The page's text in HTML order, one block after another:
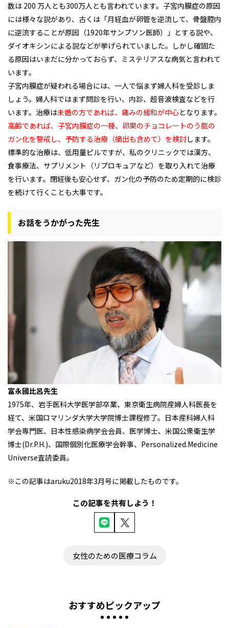
数は 200 万人とも300万人とも言われています。子宮内膜症の原因
には様々な説があり、古くは「月経血が卵管を逆流して、骨盤腔内
に逆流することが原因（1920年サンプソン医師）」とする説や、
ダイオキシンによる説などが挙げられていました。しかし確固た
る原因はいまだに分かっておらず、ミステリアスな病気と言われて
います。
子宮内膜症が疑われる場合には、一人で悩まず婦人科を受診しま
しょう。婦人科ではまず問診を行い、内診、超音波検査などを行
います。治療は未婚の方であれば、痛みの緩和が中心となります。
高齢であれば、子宮内膜症の一種、卵巣のチョコレートのう胞の
ガン化を警戒し、予防する治療（摘出も含めて）を検討します。
標準的な治療は、低用量ピルですが、私のクリニックでは漢方、
食事療法、サプリメント（リプロキュアなど）を取り入れて治療
を行います。閉経後も安心せず、ガン化の予防のため定期的に検診
を続けて行くことも大事です。
お話をうかがった先生
富永國比呂先生
1975年、岩手医科大学医学部卒業、東京衛生病院産婦人科医長を
経て、米国ロマリンダ大学大学院博士課程修了。日本産科婦人科
学会専門医、日本性感染病学会会員、医学博士、米国公衆衛生学
博士(Dr.P.H.)、国際個別化医療学会幹事、Personalized.Medicine
Universe査読委員。
※この記事はaruku2018年3月号に掲載したものです。
この記事を共有しよう！
女性のための医療コラム
おすすめピックアップ